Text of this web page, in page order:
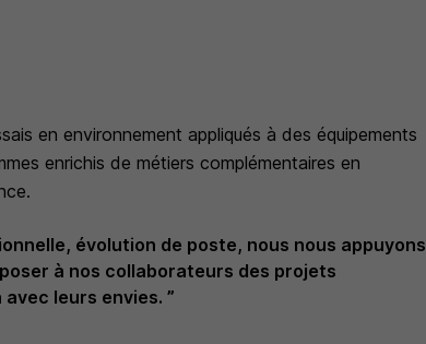
en environnement appliqués à des équipements
enrichis de métiers complémentaires en
évolution de poste, nous nous appuyons
à nos collaborateurs des projets
leurs envies. ”